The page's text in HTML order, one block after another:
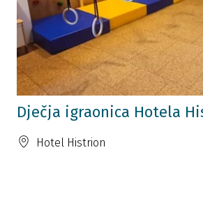
Dječja igraonica Hotela
Hotel Histrion